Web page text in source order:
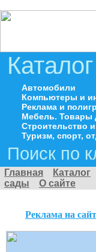
Автомобили
Компьютеры и
Реклама и
Мебель. Товары
Строительство
Туризм, спорт,
Поиск по
Главная Каталог
сады
О сайте
Реклама на